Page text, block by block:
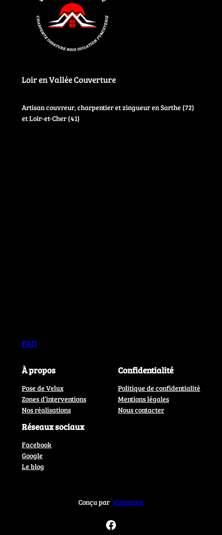
Loir en Vallée Couverture
Artisan couvreur, charpentier et zingueur en Sarthe (72)
et Loir-et-Cher (41)
FAQ
À propos
Pose de Velux
Zones d’interventions
Nos réalisations
Confidentialité
Politique de confidentialité
Mentions légales
Nous contacter
Réseaux sociaux
Facebook
Google
Le blog
Conçu par Visionaire
Facebook